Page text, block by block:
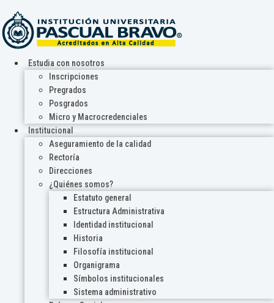
Estudia con nosotros
Inscripciones
Pregrados
Posgrados
Micro y Macrocredenciales
Institucional
Aseguramiento de la calidad
Rectoría
Direcciones
¿Quiénes somos?
Estatuto general
Estructura Administrativa
Identidad institucional
Historia
Filosofía institucional
Organigrama
Símbolos institucionales
Sistema administrativo